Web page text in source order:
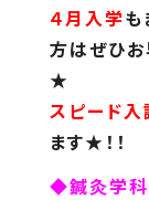
４月入学も
方はぜひ
★
スピード
ます★！！
◆鍼灸学科